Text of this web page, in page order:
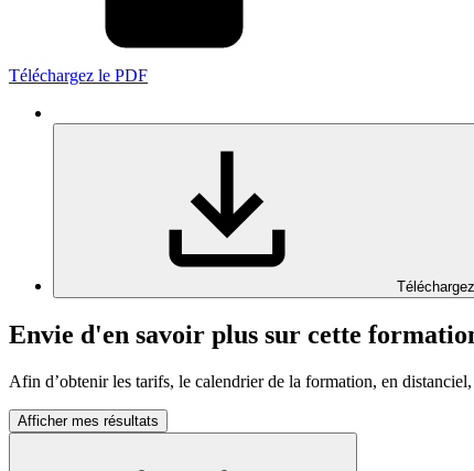
Téléchargez le PDF
Envie d'en savoir plus sur cette
Afin d’obtenir les tarifs, le calendrier de la formation, en
Afficher mes résultats